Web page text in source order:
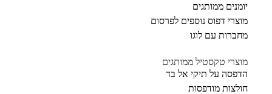
יומנים ממותגים
מוצרי דפוס נוספים לפרסום
מחברות עם לוגו
מוצרי טקסטיל ממותגים
הדפסה על תיקי אל בד
חולצות מודפסות